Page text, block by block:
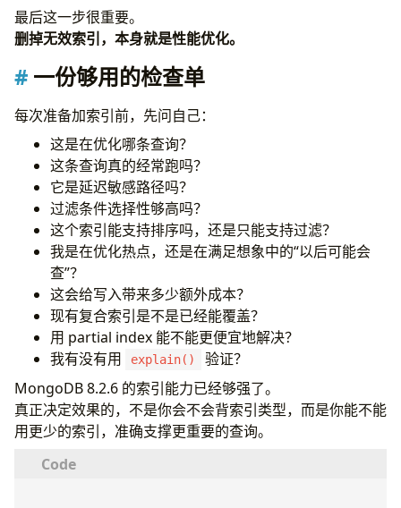
最后这一步很重要。
删掉无效索引，本身就是性能优化。
一份够用的检查单
每次准备加索引前，先问自己：
这是在优化哪条查询？
这条查询真的经常跑吗？
它是延迟敏感路径吗？
过滤条件选择性够高吗？
这个索引能支持排序吗，还是只能支持过滤？
我是在优化热点，还是在满足想象中的“以后可能会
查”？
这会给写入带来多少额外成本？
现有复合索引是不是已经能覆盖？
用 partial index 能不能更便宜地解决？
我有没有用
explain()
验证？
MongoDB 8.2.6 的索引能力已经够强了。
真正决定效果的，不是你会不会背索引类型，而是你能不能
用更少的索引，准确支撑更重要的查询。